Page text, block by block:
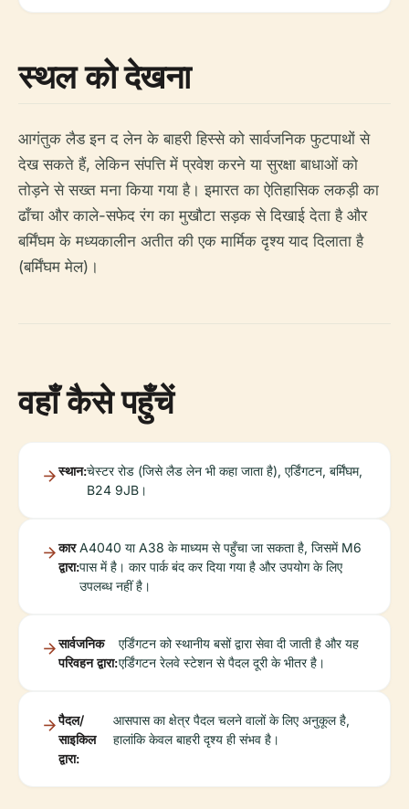
स्थल को देखना
आगंतुक लैड इन द लेन के बाहरी हिस्से को सार्वजनिक फुटपाथों से
देख सकते हैं, लेकिन संपत्ति में प्रवेश करने या सुरक्षा बाधाओं को
तोड़ने से सख्त मना किया गया है। इमारत का ऐतिहासिक लकड़ी का
ढाँचा और काले-सफेद रंग का मुखौटा सड़क से दिखाई देता है और
बर्मिंघम के मध्यकालीन अतीत की एक मार्मिक दृश्य याद दिलाता है
(बर्मिंघम मेल)।
वहाँ कैसे पहुँचें
स्थान:चेस्टर रोड (जिसे लैड लेन भी कहा जाता है), एर्डिंगटन, बर्मिंघम,
B24 9JB।
कार
द्वारा:
A4040 या A38 के माध्यम से पहुँचा जा सकता है, जिसमें M6
पास में है। कार पार्क बंद कर दिया गया है और उपयोग के लिए
उपलब्ध नहीं है।
सार्वजनिक
परिवहन द्वारा:
एर्डिंगटन को स्थानीय बसों द्वारा सेवा दी जाती है और यह
एर्डिंगटन रेलवे स्टेशन से पैदल दूरी के भीतर है।
पैदल/
साइकिल
द्वारा:
आसपास का क्षेत्र पैदल चलने वालों के लिए अनुकूल है,
हालांकि केवल बाहरी दृश्य ही संभव है।